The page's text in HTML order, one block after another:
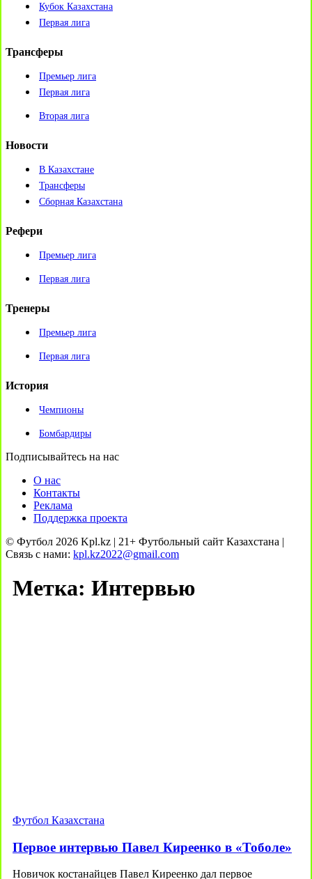
Кубок Казахстана
Первая лига
Трансферы
Премьер лига
Первая лига
Вторая лига
Новости
В Казахстане
Трансферы
Сборная Казахстана
Рефери
Премьер лига
Первая лига
Тренеры
Премьер лига
Первая лига
История
Чемпионы
Бомбардиры
Подписывайтесь на нас
О нас
Контакты
Реклама
Поддержка проекта
© Футбол 2026 Kpl.kz | 21+ Футбольный сайт Казахстана |
Связь с нами: kpl.kz2022@gmail.com
Метка: Интервью
Футбол Казахстана
Первое интервью Павел Киреенко в «Тоболе»
Новичок костанайцев Павел Киреенко дал первое